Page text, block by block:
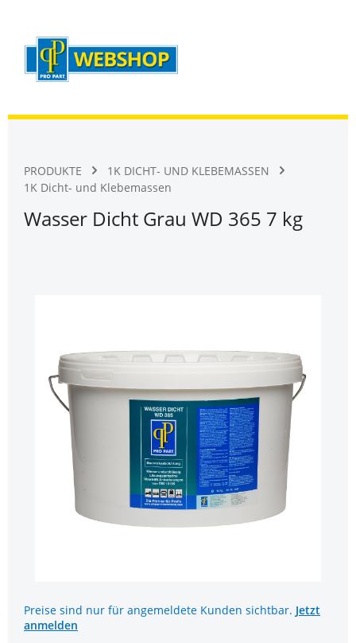
PRODUKTE
1K DICHT- UND KLEBEMASSEN
1K Dicht- und Klebemassen
Wasser Dicht Grau WD 365 7 kg
Preise sind nur für angemeldete Kunden sichtbar. Jetzt
anmelden